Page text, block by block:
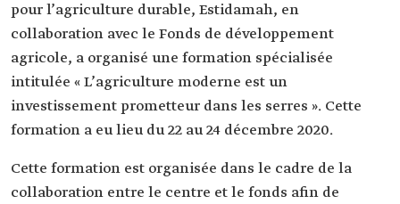
pour l’agriculture durable, Estidamah, en
collaboration avec le Fonds de développement
agricole, a organisé une formation spécialisée
intitulée « L’agriculture moderne est un
investissement prometteur dans les serres ». Cette
formation a eu lieu du 22 au 24 décembre 2020.
Cette formation est organisée dans le cadre de la
collaboration entre le centre et le fonds afin de